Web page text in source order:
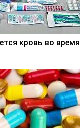
кровь во время